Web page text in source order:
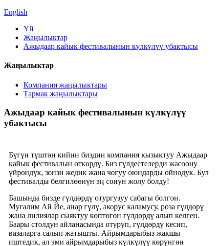
English
Үй
Жаңылыктар
Ажыдаар кайык фестивалынын күлкүлүү убактысы
Жаңылыктар
Компания жаңылыктары
Тармак жаңылыктары
Ажыдаар кайык фестивалынын күлкүлүү
убактысы
Бүгүн түштөн кийин биздин компания кызыктуу Ажыдаар
кайык фестивалын өткөрдү. Биз гүлдестелерди жасоону
үйрөндүк, зонзи жедик жана чогуу оюндарды ойнодук. Бул
фестивалды белгилөөнүн эң сонун жолу болду!
Башында бизде гүлдөрдү отургузуу сабагы болгон.
Мугалим Ай Йе, анар гүлү, акорус каламусу, роза гүлдөрү
жана лилиялар сыяктуу көптөгөн гүлдөрдү алып келген.
Баары столдун айланасында отуруп, гүлдөрдү кесип,
вазаларга салып жатышты. Айрымдарыбыз жакшы
иштедик, ал эми айрымдарыбыз күлкүлүү көрүнгөн